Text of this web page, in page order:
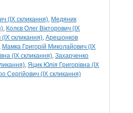
(IX скликання) Медяник
Колєв Олег Вікторович (IX
(IX скликання) Арешонков
Мамка Григорій Миколайович (IX
(IX скликання) Захарченко
Яцик Юлія Григорівна (IX
Сергійович (IX скликання)